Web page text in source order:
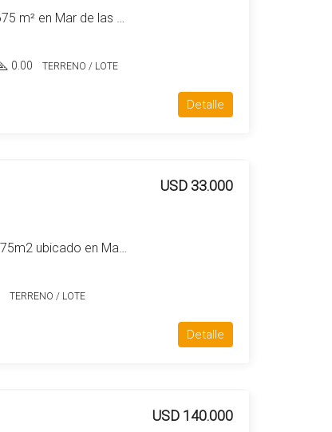
Terreno / Lote en Venta de 675 m² en Mar de las Pampas – Zona Residencial RU/1
0.00 TERRENO / LOTE
Detalle
Terreno / Lote en venta de 475m2 ubicado en Mar Azul
USD 33.000
TERRENO / LOTE
Detalle
USD 140.000